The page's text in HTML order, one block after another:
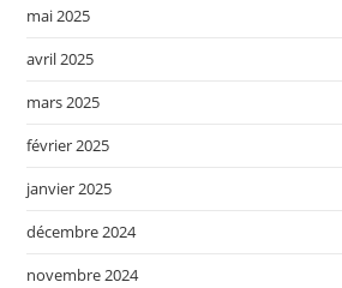
mai 2025
avril 2025
mars 2025
février 2025
janvier 2025
décembre 2024
novembre 2024